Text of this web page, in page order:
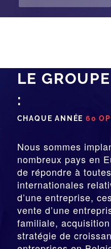
LE
:
CHAQUE ANNÉE 60
Nous sommes
nombreux pays en
de répondre à
internationales
d’une entreprise,
vente d’une
familiale,
stratégie de